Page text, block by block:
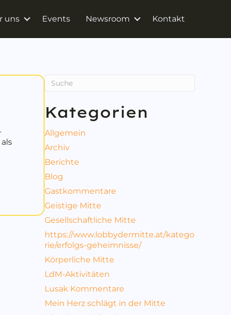
uns Events Newsroom Kontakt
Kategorien
Allgemein
Archiv
Berichte
Blog
Gastkommentare
Geistige Mitte
Gesellschaftliche Mitte
https://www.lobbydermitte.at/katego
rie/erfolgs-geheimnisse/
Körperliche Mitte
LdM-Aktivitäten
Lusak Kommentare
Mein Herz schlägt in der Mitte